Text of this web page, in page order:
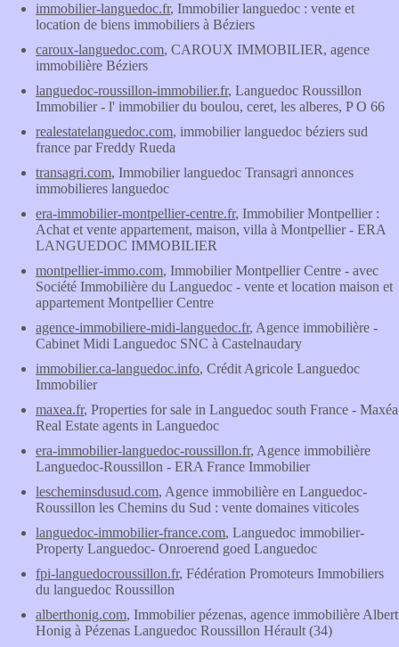
immobilier-languedoc.fr, Immobilier languedoc : vente et
location de biens immobiliers à Béziers
caroux-languedoc.com, CAROUX IMMOBILIER, agence
immobilière Béziers
languedoc-roussillon-immobilier.fr, Languedoc Roussillon
Immobilier - l' immobilier du boulou, ceret, les alberes, P O 66
realestatelanguedoc.com, immobilier languedoc béziers sud
france par Freddy Rueda
transagri.com, Immobilier languedoc Transagri annonces
immobilieres languedoc
era-immobilier-montpellier-centre.fr, Immobilier Montpellier :
Achat et vente appartement, maison, villa à Montpellier - ERA
LANGUEDOC IMMOBILIER
montpellier-immo.com, Immobilier Montpellier Centre - avec
Société Immobilière du Languedoc - vente et location maison et
appartement Montpellier Centre
agence-immobiliere-midi-languedoc.fr, Agence immobilière -
Cabinet Midi Languedoc SNC à Castelnaudary
immobilier.ca-languedoc.info, Crédit Agricole Languedoc
Immobilier
maxea.fr, Properties for sale in Languedoc south France - Maxéa
Real Estate agents in Languedoc
era-immobilier-languedoc-roussillon.fr, Agence immobilière
Languedoc-Roussillon - ERA France Immobilier
lescheminsdusud.com, Agence immobilière en Languedoc-
Roussillon les Chemins du Sud : vente domaines viticoles
languedoc-immobilier-france.com, Languedoc immobilier-
Property Languedoc- Onroerend goed Languedoc
fpi-languedocroussillon.fr, Fédération Promoteurs Immobiliers
du languedoc Roussillon
alberthonig.com, Immobilier pézenas, agence immobilière Albert
Honig à Pézenas Languedoc Roussillon Hérault (34)